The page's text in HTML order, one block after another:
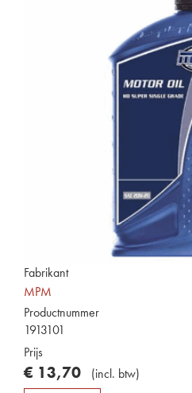
Fabrikant
MPM
Productnummer
1913101
Prijs
€ 13,70 (incl. btw)